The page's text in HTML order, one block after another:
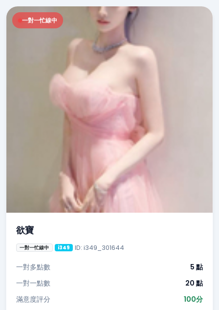
一對一忙線中
欲寶
一對一忙線中 i349 ID: i349_301644
一對多點數
5 點
一對一點數
20 點
滿意度評分
100分